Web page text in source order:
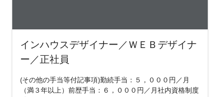
インハウスデザイナー／ＷＥＢデザイナ
ー／正社員
(その他の手当等付記事項)勤続手当：５，０００円／月
（満３年以上）前歴手当：６，０００円／月社内資格制度